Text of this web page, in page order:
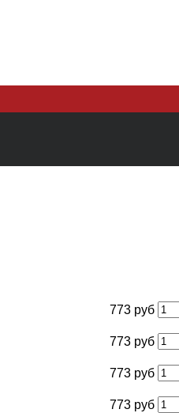
773 руб
773 руб
773 руб
773 руб